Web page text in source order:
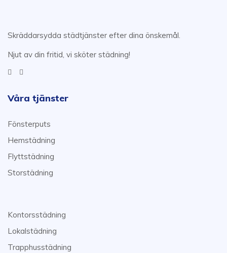
Skräddarsydda städtjänster efter dina önskemål.
Njut av din fritid, vi sköter städning!
Våra tjänster
Fönsterputs
Hemstädning
Flyttstädning
Storstädning
Kontorsstädning
Lokalstädning
Trapphusstädning